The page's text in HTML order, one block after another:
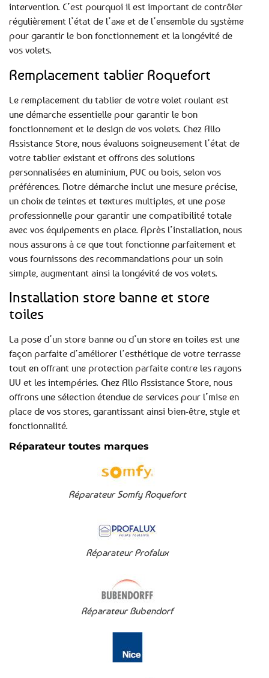
intervention. C’est pourquoi il est important de contrôler
régulièrement l’état de l’axe et de l’ensemble du système
pour garantir le bon fonctionnement et la longévité de
vos volets.
Remplacement tablier Roquefort
Le remplacement du tablier de votre volet roulant est
une démarche essentielle pour garantir le bon
fonctionnement et le design de vos volets. Chez Allo
Assistance Store, nous évaluons soigneusement l’état de
votre tablier existant et offrons des solutions
personnalisées en aluminium, PVC ou bois, selon vos
préférences. Notre démarche inclut une mesure précise,
un choix de teintes et textures multiples, et une pose
professionnelle pour garantir une compatibilité totale
avec vos équipements en place. Après l’installation, nous
nous assurons à ce que tout fonctionne parfaitement et
vous fournissons des recommandations pour un soin
simple, augmentant ainsi la longévité de vos volets.
Installation store banne et store
toiles
La pose d’un store banne ou d’un store en toiles est une
façon parfaite d’améliorer l’esthétique de votre terrasse
tout en offrant une protection parfaite contre les rayons
UV et les intempéries. Chez Allo Assistance Store, nous
offrons une sélection étendue de services pour l’mise en
place de vos stores, garantissant ainsi bien-être, style et
fonctionnalité.
Réparateur toutes marques
Réparateur Somfy Roquefort
Réparateur Profalux
Réparateur Bubendorf